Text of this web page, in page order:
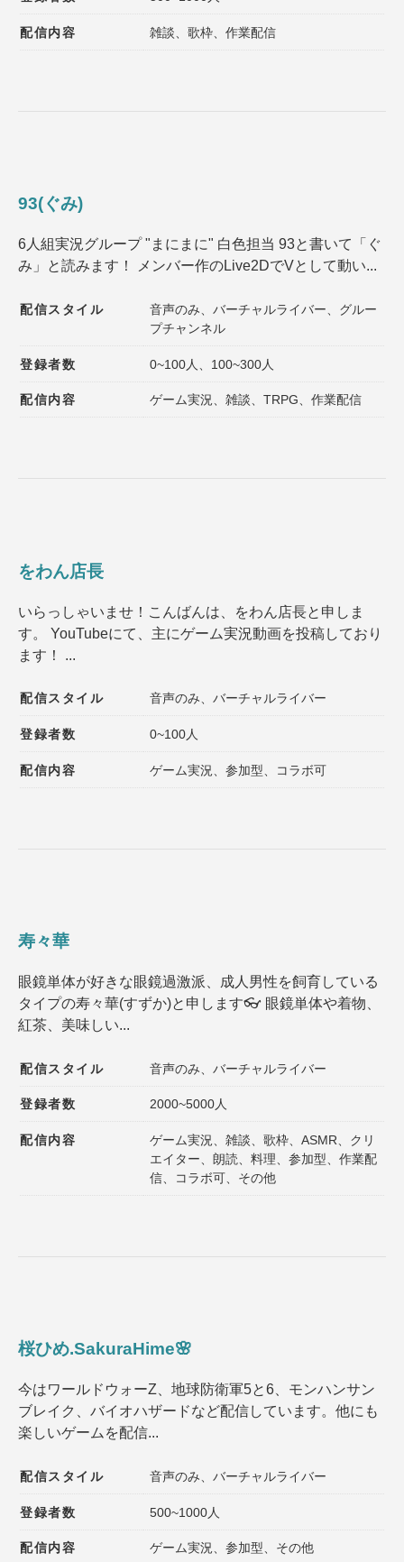
配信内容 雑談、歌枠、作業配信
93(ぐみ)
6人組実況グループ "まにまに" 白色担当 93と書いて「ぐ
み」と読みます！ メンバー作のLive2DでVとして動い...
配信スタイル
音声のみ、バーチャルライバー、グルー
プチャンネル
登録者数 0~100人、100~300人
配信内容 ゲーム実況、雑談、TRPG、作業配信
をわん店長
いらっしゃいませ！こんばんは、をわん店長と申しま
す。 YouTubeにて、主にゲーム実況動画を投稿しており
ます！ ...
配信スタイル 音声のみ、バーチャルライバー
登録者数 0~100人
配信内容 ゲーム実況、参加型、コラボ可
寿々華
眼鏡単体が好きな眼鏡過激派、成人男性を飼育している
タイプの寿々華(すずか)と申します👓 眼鏡単体や着物、
紅茶、美味しい...
配信スタイル 音声のみ、バーチャルライバー
登録者数 2000~5000人
配信内容
ゲーム実況、雑談、歌枠、ASMR、クリ
エイター、朗読、料理、参加型、作業配
信、コラボ可、その他
桜ひめ.SakuraHime🌸
今はワールドウォーZ、地球防衛軍5と6、モンハンサン
ブレイク、バイオハザードなど配信しています。他にも
楽しいゲームを配信...
配信スタイル 音声のみ、バーチャルライバー
登録者数 500~1000人
配信内容 ゲーム実況、参加型、その他